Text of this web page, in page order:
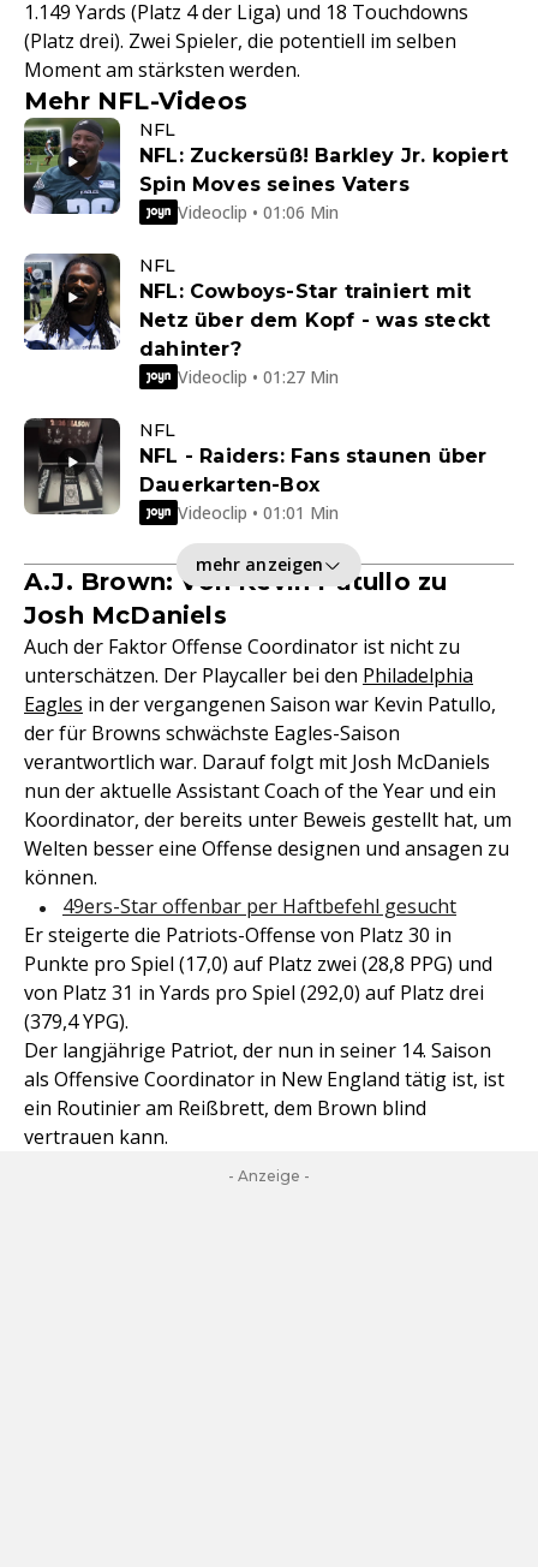
1.149 Yards (Platz 4 der Liga) und 18 Touchdowns
(Platz drei). Zwei Spieler, die potentiell im selben
Moment am stärksten werden.
Mehr NFL-Videos
NFL
NFL: Zuckersüß! Barkley Jr. kopiert
Spin Moves seines Vaters
Videoclip • 01:06 Min
NFL
NFL: Cowboys-Star trainiert mit
Netz über dem Kopf - was steckt
dahinter?
Videoclip • 01:27 Min
NFL
NFL - Raiders: Fans staunen über
Dauerkarten-Box
Videoclip • 01:01 Min
mehr anzeigen
A.J. Brown: Von Kevin Patullo zu
Josh McDaniels
Auch der Faktor Offense Coordinator ist nicht zu
unterschätzen. Der Playcaller bei den Philadelphia
Eagles in der vergangenen Saison war Kevin Patullo,
der für Browns schwächste Eagles-Saison
verantwortlich war. Darauf folgt mit Josh McDaniels
nun der aktuelle Assistant Coach of the Year und ein
Koordinator, der bereits unter Beweis gestellt hat, um
Welten besser eine Offense designen und ansagen zu
können.
49ers-Star offenbar per Haftbefehl gesucht
Er steigerte die Patriots-Offense von Platz 30 in
Punkte pro Spiel (17,0) auf Platz zwei (28,8 PPG) und
von Platz 31 in Yards pro Spiel (292,0) auf Platz drei
(379,4 YPG).
Der langjährige Patriot, der nun in seiner 14. Saison
als Offensive Coordinator in New England tätig ist, ist
ein Routinier am Reißbrett, dem Brown blind
vertrauen kann.
- Anzeige -